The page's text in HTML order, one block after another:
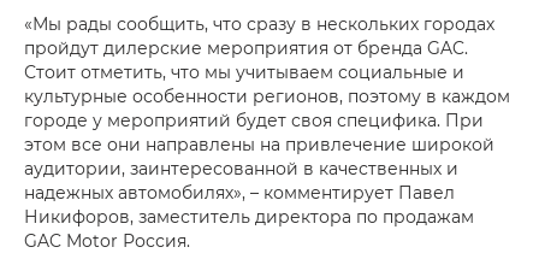
«Мы рады сообщить, что сразу в нескольких городах
пройдут дилерские мероприятия от бренда GAC.
Стоит отметить, что мы учитываем социальные и
культурные особенности регионов, поэтому в каждом
городе у мероприятий будет своя специфика. При
этом все они направлены на привлечение широкой
аудитории, заинтересованной в качественных и
надежных автомобилях», – комментирует Павел
Никифоров, заместитель директора по продажам
GAC Motor Россия.